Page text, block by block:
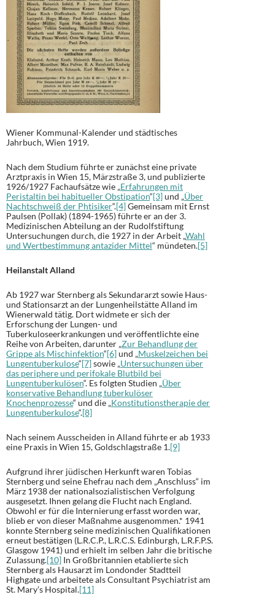
Wiener Kommunal-Kalender und städtisches
Jahrbuch, Wien 1919.
Nach dem Studium führte er zunächst eine private
Arztpraxis in Wien 15, Märzstraße 3, und publizierte
1926/1927 Fachaufsätze wie „Erfahrungen mit
Peristaltin bei habitueller Obstipation“[3]und „Über
Nachtschweiß der Phtisiker“.[4]Gemeinsam mit Ernst
Paulsen (Pollak) (1894-1965) führte er an der 3.
Medizinischen Abteilung an der Rudolfstiftung
Untersuchungen durch, die 1927 in der Arbeit „Wahl
und Wertbestimmung antazider Mittel“ mündeten.[5]
Heilanstalt Alland
Ab 1927 war Sternberg als Sekundararzt sowie Haus-
und Stationsarzt an der Lungenheilstätte Alland im
Wienerwald tätig. Dort widmete er sich der
Erforschung der Lungen- und
Tuberkuloseerkrankungen und veröffentlichte eine
Reihe von Arbeiten, darunter „Zur Behandlung der
Grippe als Mischinfektion“[6]und „Muskelzeichen bei
Lungentuberkulose“[7]sowie „Untersuchungen über
das periphere und perifokale Blutbild bei
Lungentuberkulösen“. Es folgten Studien „Über
konservative Behandlung tuberkulöser
Knochenprozesse“ und die „Konstitutionstherapie der
Lungentuberkulose“.[8]
Nach seinem Ausscheiden in Alland führte er ab 1933
eine Praxis in Wien 15, Goldschlagstraße 1.[9]
Aufgrund ihrer jüdischen Herkunft waren Tobias
Sternberg und seine Ehefrau nach dem „Anschluss“ im
März 1938 der nationalsozialistischen Verfolgung
ausgesetzt. Ihnen gelang die Flucht nach England.
Obwohl er für die Internierung erfasst worden war,
blieb er von dieser Maßnahme ausgenommen.* 1941
konnte Sternberg seine medizinischen Qualifikationen
erneut bestätigen (L.R.C.P., L.R.C.S. Edinburgh, L.R.F.P.S.
Glasgow 1941) und erhielt im selben Jahr die britische
Zulassung.[10] In Großbritannien etablierte sich
Sternberg als Hausarzt im Londonder Stadtteil
Highgate und arbeitete als Consultant Psychiatrist am
St. Mary’s Hospital.[11]